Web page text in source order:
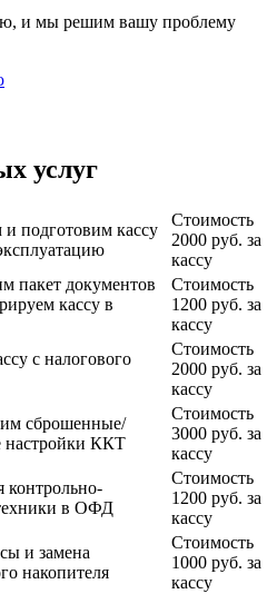
и мы решим вашу проблему
услуг
и подготовим кассу
Стоимость
2000 руб. за
кассу
пакет документов
кассу в
Стоимость
1200 руб. за
кассу
с налогового
Стоимость
2000 руб. за
кассу
сброшенные/
настройки ККТ
Стоимость
3000 руб. за
кассу
контрольно-
в ОФД
Стоимость
1200 руб. за
кассу
и замена
накопителя
Стоимость
1000 руб. за
кассу